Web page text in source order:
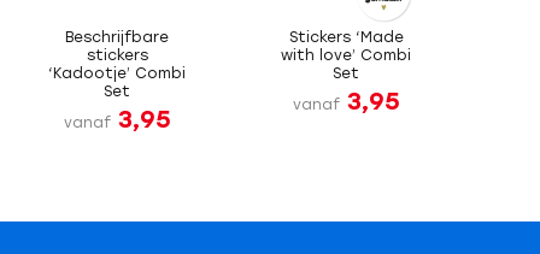
Beschrijfbare
stickers
‘Kadootje’ Combi
Set
vanaf 3,95
Stickers ‘Made
with love’ Combi
Set
vanaf 3,95